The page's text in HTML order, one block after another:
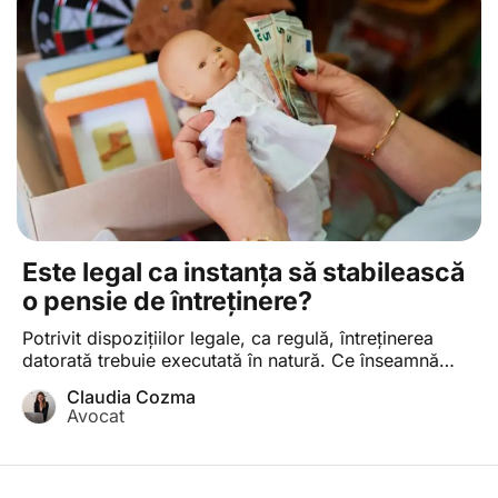
Este legal ca instanța să stabilească
o pensie de întreținere?
Potrivit dispozițiilor legale, ca regulă, întreținerea
datorată trebuie executată în natură. Ce înseamnă
datorezi întreținere toate bunurile și serviciile
necesare traiului și, după caz, îi asiguri cheltuielile
Să luăm exemplul concret al părinților care datorează
Claudia Cozma
Avocat